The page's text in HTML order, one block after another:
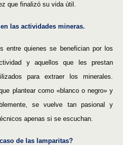
que finalizó su vida útil.
las actividades mineras.
entre quienes se benefician por los
y aquellos que les prestan
para extraer los minerales.
plantear como «blanco o negro» y
se vuelve tan pasional y
apenas si se escuchan.
de las lamparitas?